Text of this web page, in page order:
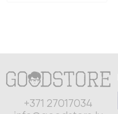
+371 27017034